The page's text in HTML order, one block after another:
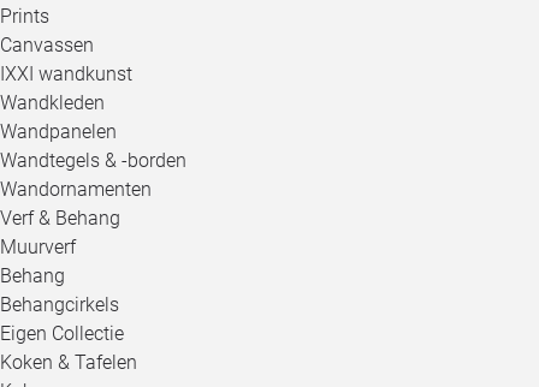
Prints
Canvassen
IXXI wandkunst
Wandkleden
Wandpanelen
Wandtegels & -borden
Wandornamenten
Verf & Behang
Muurverf
Behang
Behangcirkels
Eigen Collectie
Koken & Tafelen